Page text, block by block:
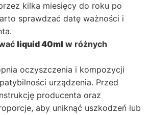
kilka miesięcy do roku po
sprawdzać datę ważności i
liquid 40ml w różnych
oczyszczenia i kompozycji
urządzenia. Przed
producenta oraz
aby uniknąć uszkodzeń lub